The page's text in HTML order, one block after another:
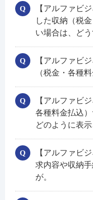
【アルファビ
した収納（税
い場合は、ど
【アルファビ
（税金・各種
【アルファビ
各種料金払込
どのように表
【アルファビ
求内容や収納
が。